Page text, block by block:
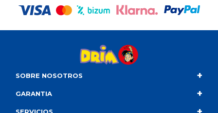
SOBRE NOSOTROS +
Contacto
Quiénes somos
GARANTIA +
Condiciones de compra
SERVICIOS